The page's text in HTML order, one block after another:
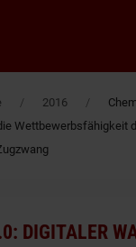
springen
2016
Wettbewerbsfähigkeit
DIGITALER